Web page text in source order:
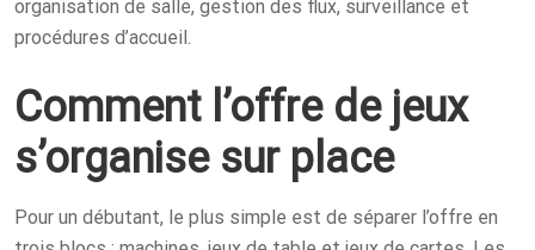
organisation de salle, gestion des flux, surveillance et
procédures d’accueil.
Comment l’offre de jeux
s’organise sur place
Pour un débutant, le plus simple est de séparer l’offre en